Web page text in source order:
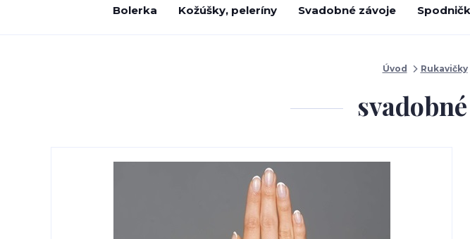
Bolerka Kožúšky, peleríny Svadobné závoje
Úvod Rukavičky